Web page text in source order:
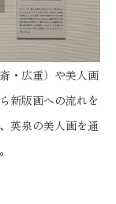
・広重）や美人画
新版画への流れを
英泉の美人画を通